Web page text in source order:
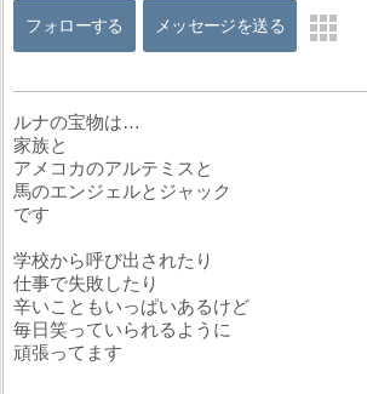
フォローする メッセージを送る
ルナの宝物は…
家族と
アメコカのアルテミスと
馬のエンジェルとジャック
です
学校から呼び出されたり
仕事で失敗したり
辛いこともいっぱいあるけど
毎日笑っていられるように
頑張ってます